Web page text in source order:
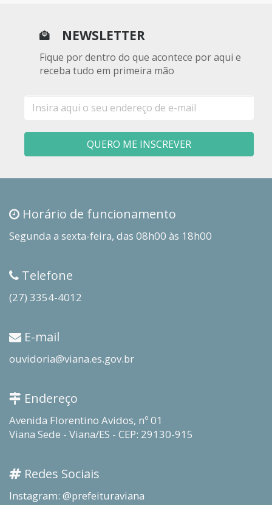
NEWSLETTER
Fique por dentro do que acontece por aqui e
receba tudo em primeira mão
mail
QUERO ME INSCREVER
Horário de funcionamento
Segunda a sexta-feira, das 08h00 às 18h00
Telefone
(27) 3354-4012
E-mail
ouvidoria@viana.es.gov.br
Endereço
Avenida Florentino Avidos, nº 01
Viana Sede - Viana/ES - CEP: 29130-915
Redes Sociais
Instagram: @prefeituraviana